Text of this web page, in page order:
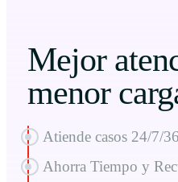
Mejor
menor
Atiende casos 24/7/
Ahorra Tiempo y